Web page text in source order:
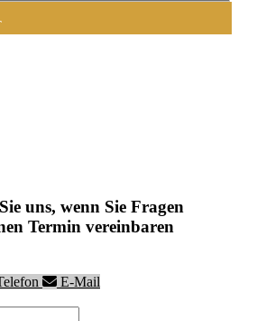
uns, wenn Sie Fragen
Termin vereinbaren
E-Mail